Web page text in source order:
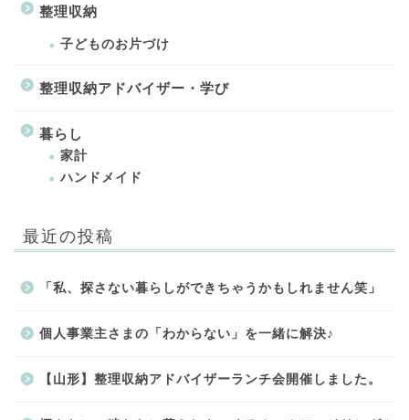
整理収納
子どものお片づけ
整理収納アドバイザー・学び
暮らし
家計
ハンドメイド
最近の投稿
「私、探さない暮らしができちゃうかもしれません笑」
個人事業主さまの「わからない」を一緒に解決♪
【山形】整理収納アドバイザーランチ会開催しました。